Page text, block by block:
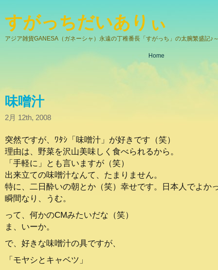
すがっちだいありぃ
アジア雑貨GANESA（ガネーシャ）永遠の丁稚番長「すがっち」の太腕繁盛記
Home
味噌汁
2月 12th, 2008
突然ですが、ﾜﾀｼ「味噌汁」が好きです（笑）
理由は、野菜を沢山美味しく食べられるから。
「手軽に」とも言いますが（笑）
出来立ての味噌汁なんて、たまりません。
特に、二日酔いの朝とか（笑）幸せです。日本人でよか
瞬間なり、うむ。
って、何かのCMみたいだな（笑）
ま、いーか。
で、好きな味噌汁の具ですが、
「モヤシとキャベツ」